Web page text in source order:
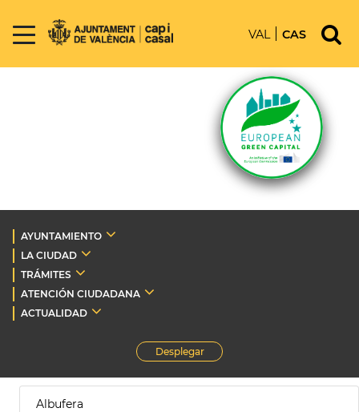
VAL CAS
AYUNTAMIENTO
LA CIUDAD
TRÁMITES
ATENCIÓN CIUDADANA
ACTUALIDAD
Desplegar
Albufera